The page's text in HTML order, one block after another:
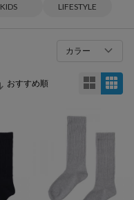
KIDS LIFESTYLE
カラー